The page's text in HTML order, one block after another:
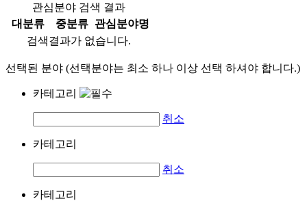
관심분야 검색 결과
대분류
중분류
관심분야명
검색결과가 없습니다.
선택된 분야 (선택분야는 최소 하나 이상 선택 하셔야 합니다.)
카테고리
취소
카테고리
취소
카테고리